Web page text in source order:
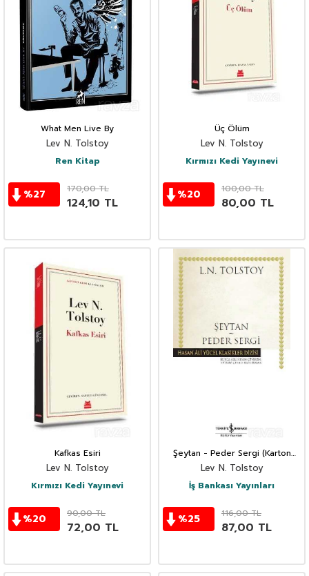
What Men Live By
Lev N. Tolstoy
Ren Kitap
%27 170,00TL
124,10 TL
Üç Ölüm
Lev N. Tolstoy
Kırmızı Kedi Yayınevi
%20 100,00TL
80,00 TL
Kafkas Esiri
Lev N. Tolstoy
Kırmızı Kedi Yayınevi
%20 90,00TL
72,00 TL
Şeytan - Peder Sergi (Karton
Kapak)
Lev N. Tolstoy
İş Bankası Yayınları
%25 116,00TL
87,00 TL